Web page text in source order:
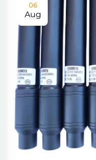
06
Aug